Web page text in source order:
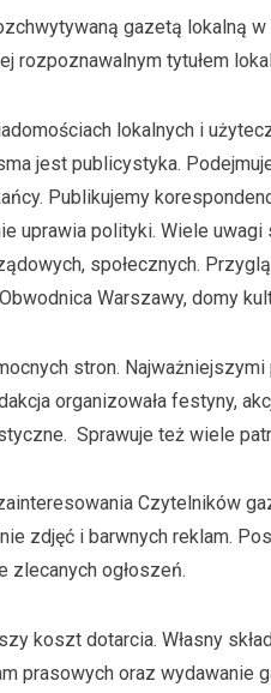
gazetą lokalną
rozpoznawalnym tytułem
lokalnych i
jest publicystyka.
Publikujemy
uprawia polityki. Wiele uwagi
społecznych.
Warszawy, domy
stron.
organizowała festyny,
Sprawuje też wiele
Czytelników
zdjęć i barwnych reklam.
zlecanych ogłoszeń.
koszt dotarcia. Własny
prasowych oraz wydawanie